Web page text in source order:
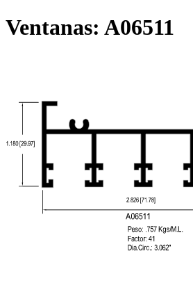
Ventanas: A06511